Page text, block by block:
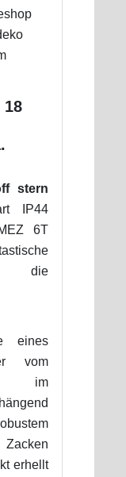
stern
IP44
6T
die
eines
vom
im
erhellt